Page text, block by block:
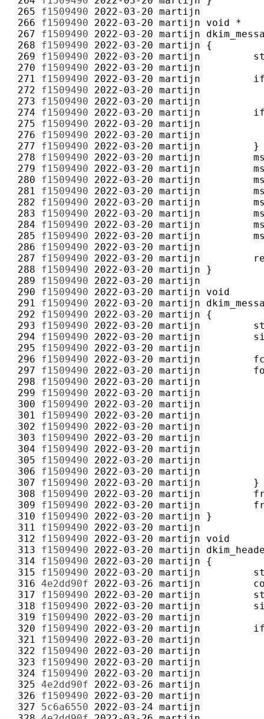
265 f1509490 2022-03-20 martijn
266 f1509490 2022-03-20 martijn
267 f1509490 2022-03-20 martijn
268 f1509490 2022-03-20 martijn
269 f1509490 2022-03-20 martijn
270 f1509490 2022-03-20 martijn
271 f1509490 2022-03-20 martijn
272 f1509490 2022-03-20 martijn
273 f1509490 2022-03-20 martijn
274 f1509490 2022-03-20 martijn
275 f1509490 2022-03-20 martijn
276 f1509490 2022-03-20 martijn
277 f1509490 2022-03-20 martijn
278 f1509490 2022-03-20 martijn
279 f1509490 2022-03-20 martijn
280 f1509490 2022-03-20 martijn
281 f1509490 2022-03-20 martijn
282 f1509490 2022-03-20 martijn
283 f1509490 2022-03-20 martijn
284 f1509490 2022-03-20 martijn
285 f1509490 2022-03-20 martijn
286 f1509490 2022-03-20 martijn
287 f1509490 2022-03-20 martijn
288 f1509490 2022-03-20 martijn
289 f1509490 2022-03-20 martijn
290 f1509490 2022-03-20 martijn
291 f1509490 2022-03-20 martijn
292 f1509490 2022-03-20 martijn
293 f1509490 2022-03-20 martijn
294 f1509490 2022-03-20 martijn
295 f1509490 2022-03-20 martijn
296 f1509490 2022-03-20 martijn
297 f1509490 2022-03-20 martijn
298 f1509490 2022-03-20 martijn
299 f1509490 2022-03-20 martijn
300 f1509490 2022-03-20 martijn
301 f1509490 2022-03-20 martijn
302 f1509490 2022-03-20 martijn
303 f1509490 2022-03-20 martijn
304 f1509490 2022-03-20 martijn
305 f1509490 2022-03-20 martijn
306 f1509490 2022-03-20 martijn
307 f1509490 2022-03-20 martijn
308 f1509490 2022-03-20 martijn
309 f1509490 2022-03-20 martijn
310 f1509490 2022-03-20 martijn
311 f1509490 2022-03-20 martijn
312 f1509490 2022-03-20 martijn
313 f1509490 2022-03-20 martijn
314 f1509490 2022-03-20 martijn
315 f1509490 2022-03-20 martijn
316 4e2dd90f 2022-03-26 martijn
317 f1509490 2022-03-20 martijn
318 f1509490 2022-03-20 martijn
319 f1509490 2022-03-20 martijn
320 f1509490 2022-03-20 martijn
321 f1509490 2022-03-20 martijn
322 f1509490 2022-03-20 martijn
323 f1509490 2022-03-20 martijn
324 f1509490 2022-03-20 martijn
325 4e2dd90f 2022-03-26 martijn
326 f1509490 2022-03-20 martijn
327 5c6a6550 2022-03-24 martijn